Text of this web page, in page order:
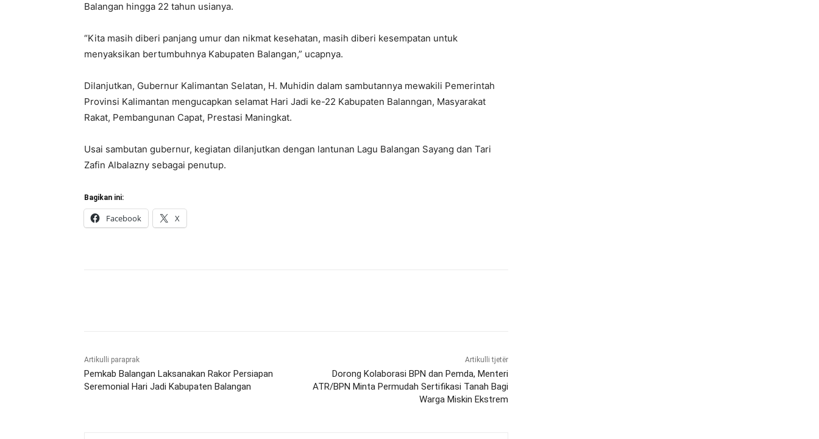
Balangan hingga 22 tahun usianya.
“Kita masih diberi panjang umur dan nikmat kesehatan, masih diberi kesempatan untuk
menyaksikan bertumbuhnya Kabupaten Balangan,” ucapnya.
Dilanjutkan, Gubernur Kalimantan Selatan, H. Muhidin dalam sambutannya mewakili Pemerintah
Provinsi Kalimantan mengucapkan selamat Hari Jadi ke-22 Kabupaten Balanngan, Masyarakat
Rakat, Pembangunan Capat, Prestasi Maningkat.
Usai sambutan gubernur, kegiatan dilanjutkan dengan lantunan Lagu Balangan Sayang dan Tari
Zafin Albalazny sebagai penutup.
Bagikan ini:
Facebook X
Artikulli paraprak
Pemkab Balangan Laksanakan Rakor Persiapan
Seremonial Hari Jadi Kabupaten Balangan
Artikulli tjetër
Dorong Kolaborasi BPN dan Pemda, Menteri
ATR/BPN Minta Permudah Sertifikasi Tanah Bagi
Warga Miskin Ekstrem